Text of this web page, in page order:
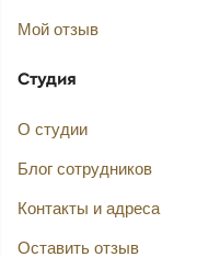
Мой отзыв
Студия
О студии
Блог сотрудников
Контакты и адреса
Оставить отзыв